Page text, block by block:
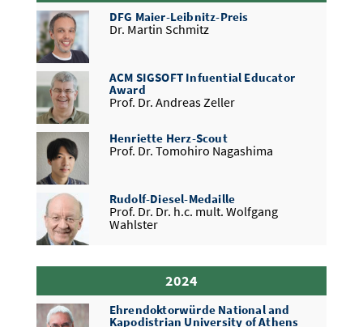
Edsger W. Dijkstra Prize in Distributed
ERC Advanced Grant
Prof. Dr. Martina Maggio
ACM SIGSOFT Software Engineering
ACM SIGSOFT Software Engineering
Academy Member
Prof. Dr. Andreas Zeller
Mitglied der Akademie der
Wissenschaften und Literatur in Mainz
Prof. Dr. Antonio Krüger
DFG Maier-Leibnitz-Preis
Dr. Martin Schmitz
ACM SIGSOFT Infuential Educator
Award
Prof. Dr. Andreas Zeller
Henriette Herz-Scout
Prof. Dr. Tomohiro Nagashima
Rudolf-Diesel-Medaille
Prof. Dr. Dr. h.c. mult. Wolfgang
Wahlster
GI Konrad-Zuse-Medaille
2024
Ehrendoktorwürde National and
Kapodistrian University of Athens